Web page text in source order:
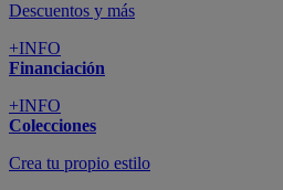
Descuentos y más
+INFO
Financiación
+INFO
Colecciones
Crea tu propio estilo